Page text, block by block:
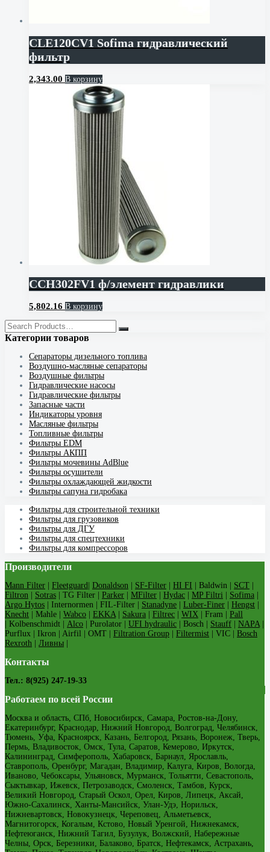
CLE120CV1 Sofima гидравлический
фильтр
2,343.00 В корзину
CCH302FV1 ф/элемент гидравлики
5,802.16 В корзину
Категории товаров
Cепараторы дизельного топлива
Воздушно-масляные сепараторы
Воздушные фильтры
Гидравлические насосы
Гидравлические фильтры
Запасные части
Индикаторы уровня
Масляные фильтры
Топливные фильтры
Фильтры EDM
Фильтры АКПП
Фильтры мочевины AdBlue
Фильтры осушители
Фильтры охлаждающей жидкости
Фильтры сапуна гидробака
Фильтры для строительной техники
Фильтры для грузовиков
Фильтры для ДГУ
Фильтры для спецтехники
Фильтры для компрессоров
Производители
Mann Filter Fleetguard Donaldson SF-Filter HI FI | Baldwin | SCT
Filtron
Sotras | TG Filter | Parker MFilter Hydac MP Filtri Sofima
Argo Hytos | Internormen | FIL-Filter | Stanadyne Luber-Finer Hengst
Knecht | Mahle | Wabco EKKA Sakura Filtrec WIX | Fram | Pall
| Kolbenschmidt | Alco | Purolator | UFI hydraulic | Bosch | Stauff NAPA
Purflux | Ikron | Airfil | OMT | Filtration Group Filtermist | VIC | Bosch
Rexroth
Ливны
Контакты
Тел.: 8(925) 247-19-33
Работаем по всей России
Москва и область, СПб, Новосибирск, Самара, Ростов-на-Дону,
Екатеринбург, Краснодар, Нижний Новгород, Волгоград, Челябинск,
Тюмень, Уфа, Красноярск, Казань, Белгород, Рязань, Воронеж, Тверь,
Пермь, Владивосток, Омск, Тула, Саратов, Кемерово, Иркутск,
Калининград, Симферополь, Хабаровск, Барнаул, Ярославль,
Ставрополь, Оренбург, Магадан, Владимир, Калуга, Киров, Вологда,
Иваново, Чебоксары, Ульяновск, Мурманск, Тольятти, Севастополь,
Сыктывкар, Ижевск, Петрозаводск, Смоленск, Тамбов, Курск,
Великий Новгород, Старый Оскол, Орел, Киров, Липецк, Аксай,
Южно-Сахалинск, Ханты-Мансийск, Улан-Удэ, Норильск,
Нижневартовск, Новокузнецк, Череповец, Альметьевск,
Магнитогорск, Когалым, Кстово, Новый Уренгой, Нижнекамск,
Нефтеюганск, Нижний Тагил, Бузулук, Волжский, Набережные
Челны, Орск, Березники, Балаково, Братск, Нефтекамск, Астрахань,